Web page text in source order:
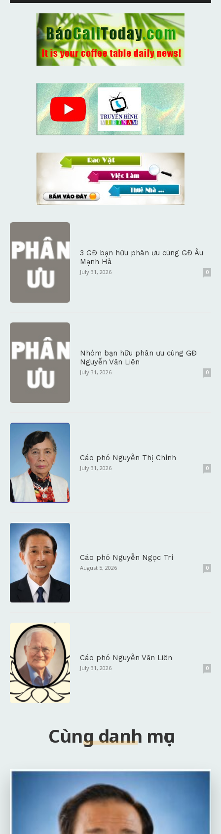
3 GĐ bạn hữu phân ưu cùng GĐ Âu
Mạnh Hà
July 31, 2026 0
Nhóm bạn hữu phân ưu cùng GĐ
Nguyễn Văn Liên
July 31, 2026 0
Cáo phó Nguyễn Thị Chính
July 31, 2026 0
Cáo phó Nguyễn Ngọc Trí
August 5, 2026 0
Cáo phó Nguyễn Văn Liên
July 31, 2026 0
Cùng danh mục